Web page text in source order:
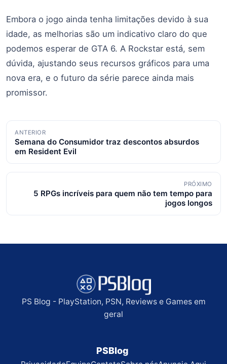
Embora o jogo ainda tenha limitações devido à sua
idade, as melhorias são um indicativo claro do que
podemos esperar de GTA 6. A Rockstar está, sem
dúvida, ajustando seus recursos gráficos para uma
nova era, e o futuro da série parece ainda mais
promissor.
Navegação
de
posts
ANTERIOR
Semana do Consumidor traz descontos absurdos
em Resident Evil
PRÓXIMO
5 RPGs incríveis para quem não tem tempo para
jogos longos
PS Blog - PlayStation, PSN, Reviews e Games em
geral
PSBlog